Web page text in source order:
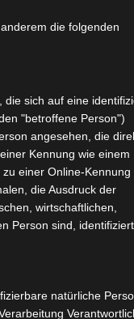
Nächster Artikel
Ministerin
Kulturen
die folgenden
die sich auf eine
"betroffene Person")
angesehen, die
Kennung wie einem
einer Online-Kennung
die Ausdruck der
wirtschaftlichen,
Person sind, identifiziert
natürliche